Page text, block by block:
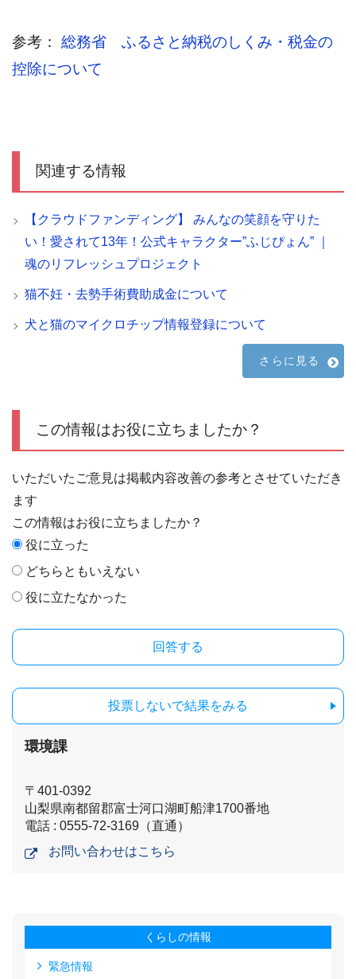
参考： 総務省 ふるさと納税のしくみ・税金の
控除について
関連する情報
【クラウドファンディング】 みんなの笑顔を守りた
い！愛されて13年！公式キャラクター”ふじぴょん” ｜
魂のリフレッシュプロジェクト
猫不妊・去勢手術費助成金について
犬と猫のマイクロチップ情報登録について
さらに見る
この情報はお役に立ちましたか？
いただいたご意見は掲載内容改善の参考とさせていただき
ます
この情報はお役に立ちましたか？
役に立った
どちらともいえない
役に立たなかった
投票しないで結果をみる
環境課
〒401-0392
山梨県南都留郡富士河口湖町船津1700番地
電話 : 0555-72-3169（直通）
お問い合わせはこちら
くらしの情報
緊急情報